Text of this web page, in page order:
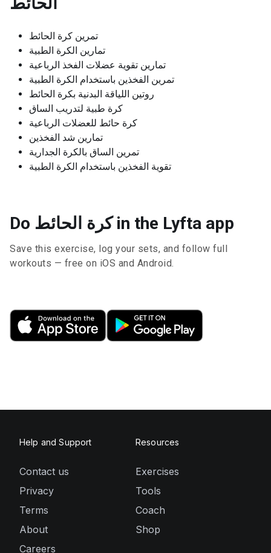
تمرين كرة الحائط
تمارين الكرة الطبية
تمارين تقوية عضلات الفخذ الرباعية
تمرين الفخذين باستخدام الكرة الطبية
روتين اللياقة البدنية بكرة الحائط
كرة طبية لتدريب الساق
كرة حائط للعضلات الرباعية
تمارين شد الفخذين
تمرين الساق بالكرة الجدارية
تقوية الفخذين باستخدام الكرة الطبية
Do كرة الحائط in the Lyfta app
Save this exercise, log your sets, and follow full
workouts — free on iOS and Android.
Help and Support
Contact us
Privacy
Terms
About
Careers
Resources
Exercises
Tools
Coach
Shop